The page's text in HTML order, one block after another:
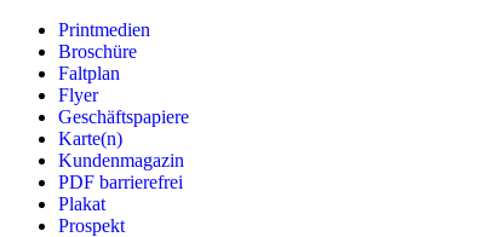
Printmedien
Broschüre
Faltplan
Flyer
Geschäftspapiere
Karte(n)
Kundenmagazin
PDF barrierefrei
Plakat
Prospekt